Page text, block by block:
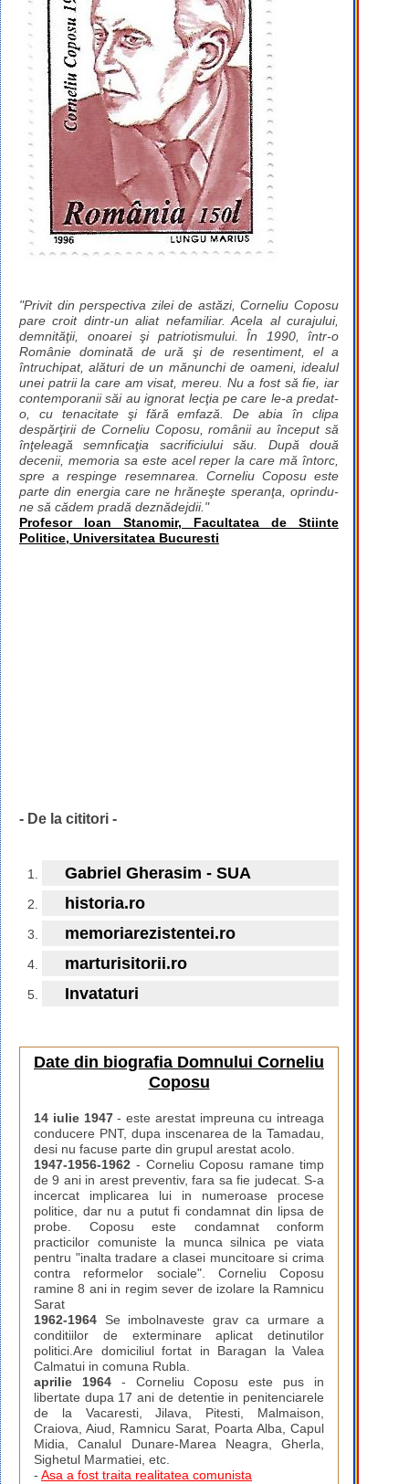
"Privit din perspectiva zilei de astăzi, Corneliu Coposu
pare croit dintr-un aliat nefamiliar. Acela al curajului,
demnităţii, onoarei şi patriotismului. În 1990, într-o
Românie dominată de ură şi de resentiment, el a
întruchipat, alături de un mănunchi de oameni, idealul
unei patrii la care am visat, mereu. Nu a fost să fie, iar
contemporanii săi au ignorat lecţia pe care le-a predat-
o, cu tenacitate şi fără emfază. De abia în clipa
despărţirii de Corneliu Coposu, românii au început să
înţeleagă semnficaţia sacrificiului său. După două
decenii, memoria sa este acel reper la care mă întorc,
spre a respinge resemnarea. Corneliu Coposu este
parte din energia care ne hrăneşte speranţa, oprindu-
ne să cădem pradă deznădejdii."
Profesor Ioan Stanomir, Facultatea de Stiinte
Politice, Universitatea Bucuresti
- De la cititori -
Gabriel Gherasim - SUA
historia.ro
memoriarezistentei.ro
marturisitorii.ro
Invataturi
Date din biografia Domnului Corneliu
Coposu
14 iulie 1947- este arestat impreuna cu intreaga
conducere PNT, dupa inscenarea de la Tamadau,
desi nu facuse parte din grupul arestat acolo.
1947-1956-1962 - Corneliu Coposu ramane timp
de 9 ani in arest preventiv, fara sa fie judecat. S-a
incercat implicarea lui in numeroase procese
politice, dar nu a putut fi condamnat din lipsa de
probe. Coposu este condamnat conform
practicilor comuniste la munca silnica pe viata
pentru "inalta tradare a clasei muncitoare si crima
contra reformelor sociale". Corneliu Coposu
ramine 8 ani in regim sever de izolare la Ramnicu
Sarat
1962-1964 Se imbolnaveste grav ca urmare a
conditiilor de exterminare aplicat detinutilor
politici.Are domiciliul fortat in Baragan la Valea
Calmatui in comuna Rubla.
aprilie 1964- Corneliu Coposu este pus in
libertate dupa 17 ani de detentie in penitenciarele
de la Vacaresti, Jilava, Pitesti, Malmaison,
Craiova, Aiud, Ramnicu Sarat, Poarta Alba, Capul
Midia, Canalul Dunare-Marea Neagra, Gherla,
Sighetul Marmatiei, etc.
- Asa a fost traita realitatea comunista